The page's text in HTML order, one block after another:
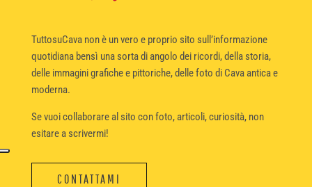
TuttosuCava non è un vero e proprio sito sull’informazione
quotidiana bensì una sorta di angolo dei ricordi, della storia,
delle immagini grafiche e pittoriche, delle foto di Cava antica e
moderna.
Se vuoi collaborare al sito con foto, articoli, curiosità, non
esitare a scrivermi!
CONTATTAMI